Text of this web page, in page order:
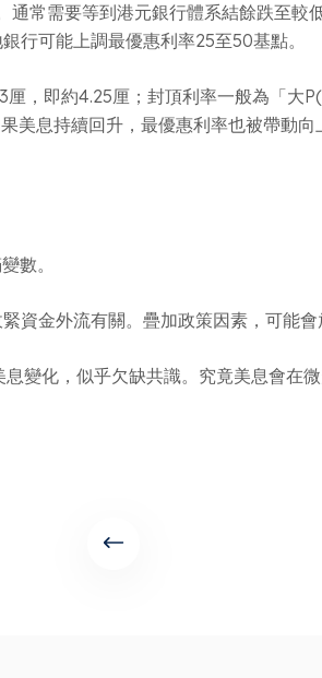
常需要等到港元銀行體系結餘跌至
行可能上調最優惠利率25至50基點。
，即約4.25厘；封頂利率一般為「大
美息持續回升，最優惠利率也被帶動
數。
金外流有關。疊加政策因素，可能會
變化，似乎欠缺共識。究竟美息會在